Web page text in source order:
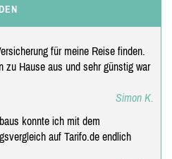
für meine Reise finden.
zu Hause aus und sehr günstig war
Simon K.
konnte ich mit dem
auf Tarifo.de endlich